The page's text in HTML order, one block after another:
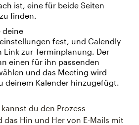
ist, eine für beide Seiten
finden.
deine
fest, und Calendly
Link zur Terminplanung. Der
einen für ihn passenden
und das Meeting wird
deinem Kalender hinzugefügt.
du den Prozess
das Hin und Her von E-Mails mit